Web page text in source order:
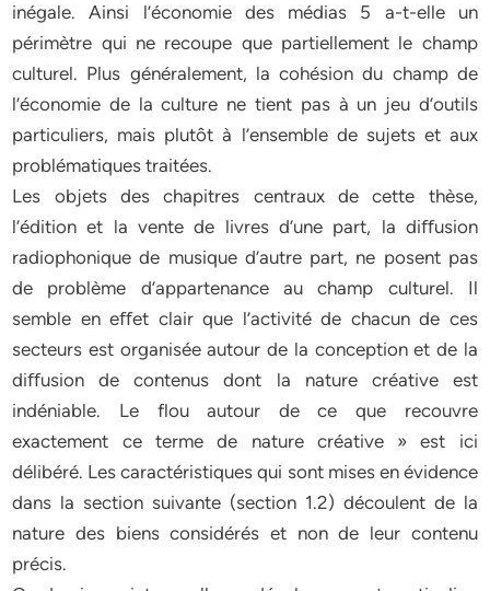
inégale. Ainsi l’économie des médias 5 a-t-elle un
périmètre qui ne recoupe que partiellement le champ
culturel. Plus généralement, la cohésion du champ de
l’économie de la culture ne tient pas à un jeu d’outils
particuliers, mais plutôt à l’ensemble de sujets et aux
problématiques traitées.
Les objets des chapitres centraux de cette thèse,
l’édition et la vente de livres d’une part, la diﬀusion
radiophonique de musique d’autre part, ne posent pas
de problème d’appartenance au champ culturel. Il
semble en eﬀet clair que l’activité de chacun de ces
secteurs est organisée autour de la conception et de la
diﬀusion de contenus dont la nature créative est
indéniable. Le flou autour de ce que recouvre
exactement ce terme de nature créative » est ici
délibéré. Les caractéristiques qui sont mises en évidence
dans la section suivante (section 1.2) découlent de la
nature des biens considérés et non de leur contenu
précis.